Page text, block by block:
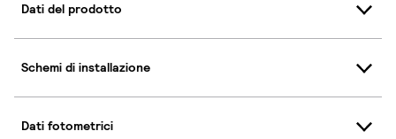
Dati del prodotto
Schemi di installazione
Dati fotometrici